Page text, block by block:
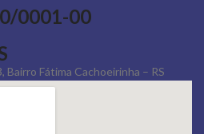
0001-00
Bairro Fátima Cachoeirinha – RS